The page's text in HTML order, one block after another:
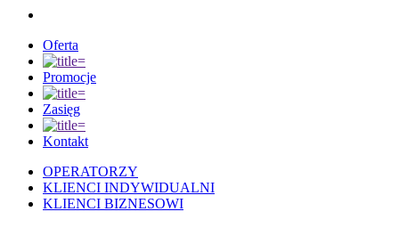
Oferta
Promocje
Zasięg
Kontakt
OPERATORZY
KLIENCI INDYWIDUALNI
KLIENCI BIZNESOWI